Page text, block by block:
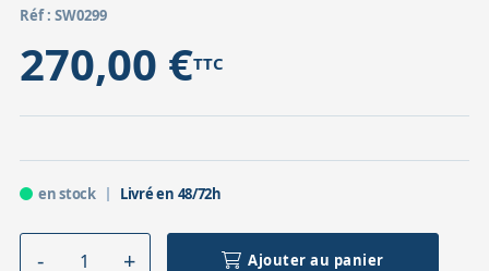
Réf : SW0299
270,00 €TTC
en stock Livré en 48/72h
Ajouter au panier